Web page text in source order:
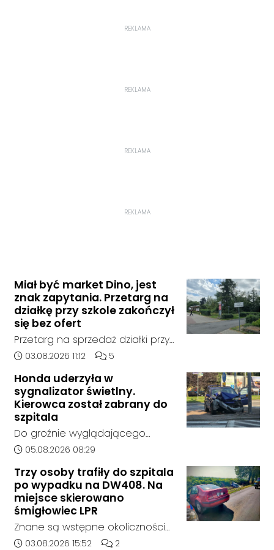
REKLAMA
REKLAMA
REKLAMA
REKLAMA
Miał być market Dino, jest
znak zapytania. Przetarg na
działkę przy szkole zakończył
się bez ofert
Przetarg na sprzedaż działki przy
Zespole Szkół Technicznych i
Kędzierzynie-Koźlu zakończył się
bez rozstrzygnięcia. Mimo
wcześniejszego zainteresowania
terenem ze strony sieci Dino, do
postępowania nie zgłosił się
żaden oferent.
Data dodania artykułu:
03.08.2026 11:12 Liczba komentarzy artykułu:
5
Honda uderzyła w
sygnalizator świetlny.
Kierowca został zabrany do
szpitala
Do groźnie wyglądającego
zdarzenia drogowego doszło w
godziny 6:30 kierujący
samochodem marki Honda
zjechał z drogi i uderzył w
sygnalizator świetlny.
Data dodania artykułu:
05.08.2026 08:29
Trzy osoby trafiły do szpitala
po wypadku na DW408. Na
miejsce skierowano
śmigłowiec LPR
Znane są wstępne okoliczności
zdarzenia drogowego, do
Data dodania artykułu:
03.08.2026 15:52 Liczba komentarzy artykułu:
2